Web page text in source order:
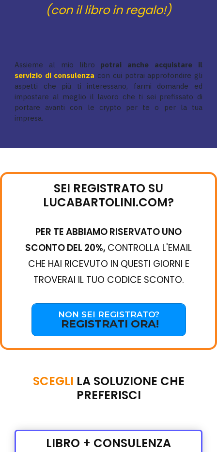
(con il libro in regalo!)
Assieme al mio libro potrai anche acquistare il
servizio di consulenza con cui potrai approfondire gli
aspetti che più ti interessano, farmi domande ed
impostare al meglio il lavoro che ti sei prefissato di
portare avanti con le crypto per te o per la tua
impresa.
SEI REGISTRATO SU
LUCABARTOLINI.COM?
PER TE ABBIAMO RISERVATO UNO
SCONTO DEL 20%, CONTROLLA L'EMAIL
CHE HAI RICEVUTO IN QUESTI GIORNI E
TROVERAI IL TUO CODICE SCONTO.
NON SEI REGISTRATO?
REGISTRATI ORA!
SCEGLI LA SOLUZIONE CHE
PREFERISCI
LIBRO + CONSULENZA